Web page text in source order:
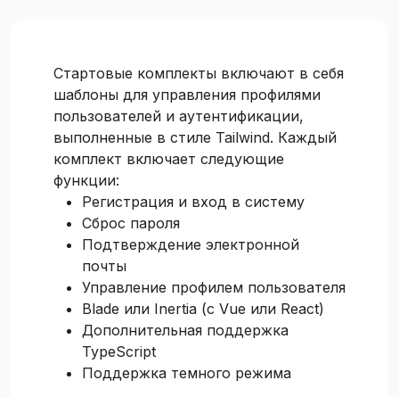
Стартовые комплекты включают в себя
шаблоны для управления профилями
пользователей и аутентификации,
выполненные в стиле Tailwind. Каждый
комплект включает следующие
функции:
Регистрация и вход в систему
Сброс пароля
Подтверждение электронной
почты
Управление профилем пользователя
Blade или Inertia (с Vue или React)
Дополнительная поддержка
TypeScript
Поддержка темного режима